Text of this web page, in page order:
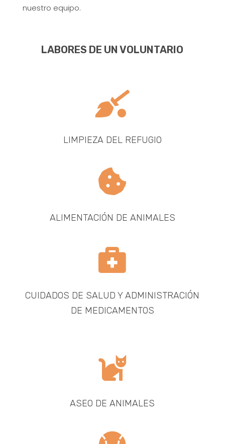
nuestro equipo.
LABORES DE UN VOLUNTARIO

LIMPIEZA DEL REFUGIO

ALIMENTACIÓN DE ANIMALES

CUIDADOS DE SALUD Y ADMINISTRACIÓN
DE MEDICAMENTOS

ASEO DE ANIMALES